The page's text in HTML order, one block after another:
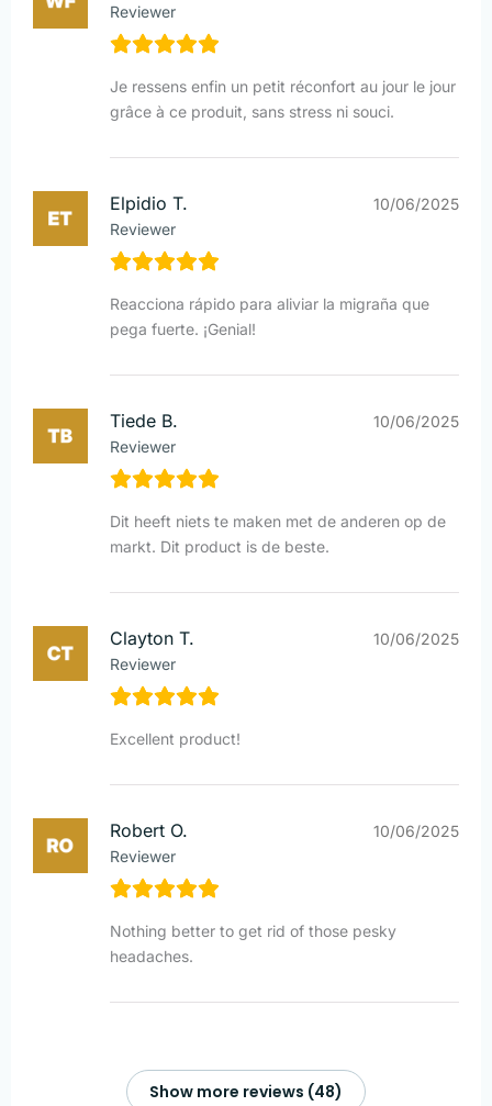
Reviewer
Je ressens enfin un petit réconfort au jour le jour
grâce à ce produit, sans stress ni souci.
Elpidio T.
Reviewer
10/06/2025
Reacciona rápido para aliviar la migraña que
pega fuerte. ¡Genial!
Tiede B.
Reviewer
10/06/2025
Dit heeft niets te maken met de anderen op de
markt. Dit product is de beste.
Clayton T.
Reviewer
10/06/2025
Excellent product!
Robert O.
Reviewer
10/06/2025
Nothing better to get rid of those pesky
headaches.
Show more reviews (48)